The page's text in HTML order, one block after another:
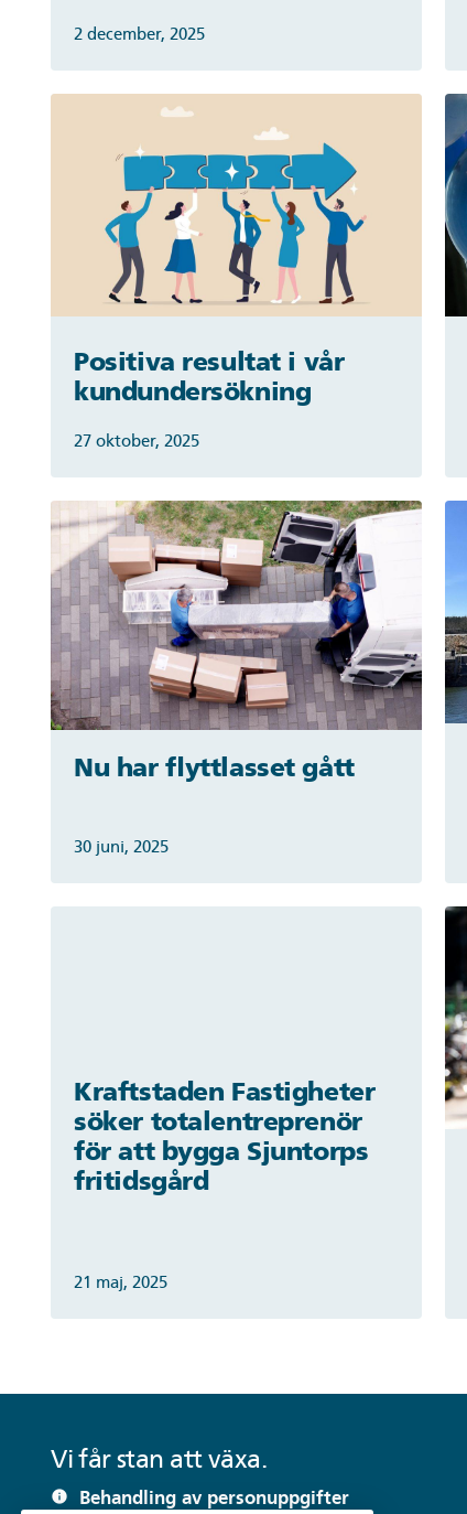
2 december, 2025
Positiva resultat i vår
kundundersökning
27 oktober, 2025
Nu har flyttlasset gått
30 juni, 2025
Kraftstaden Fastigheter
söker totalentreprenör
för att bygga Sjuntorps
fritidsgård
21 maj, 2025
Vi får stan att växa.
info Behandling av personuppgifter